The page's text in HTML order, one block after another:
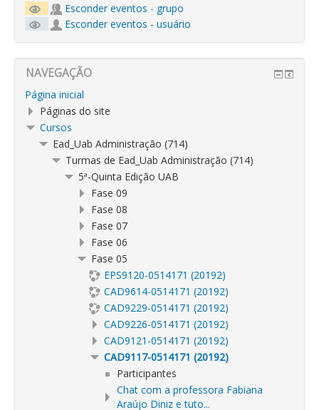
Esconder eventos - grupo
Esconder eventos - usuário
NAVEGAÇÃO
Página inicial
Páginas do site
Cursos
Ead_Uab Administração (714)
Turmas de Ead_Uab Administração (714)
5ª-Quinta Edição UAB
Fase 09
Fase 08
Fase 07
Fase 06
Fase 05
EPS9120-0514171 (20192)
CAD9614-0514171 (20192)
CAD9229-0514171 (20192)
CAD9226-0514171 (20192)
CAD9121-0514171 (20192)
CAD9117-0514171 (20192)
Participantes
Chat com a professora Fabiana
Araújo Diniz e tuto...